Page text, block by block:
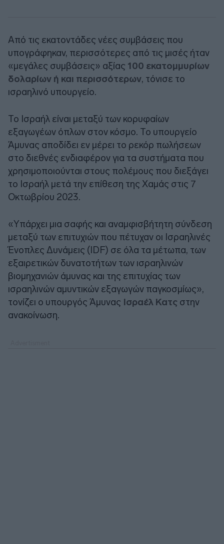
Από τις εκατοντάδες νέες συμβάσεις που
υπογράφηκαν, περισσότερες από τις μισές ήταν
«μεγάλες συμβάσεις» αξίας 100 εκατομμυρίων
δολαρίων ή και περισσότερων, τόνισε το
ισραηλινό υπουργείο.
Το Ισραήλ είναι μεταξύ των κορυφαίων
εξαγωγέων όπλων στον κόσμο. Το υπουργείο
Άμυνας αποδίδει εν μέρει το ρεκόρ πωλήσεων
στο διεθνές ενδιαφέρον για τα συστήματα που
χρησιμοποιούνται στους πολέμους που διεξάγει
το Ισραήλ μετά την επίθεση της Χαμάς στις 7
Οκτωβρίου 2023.
«Υπάρχει μια σαφής και αναμφισβήτητη σύνδεση
μεταξύ των επιτυχιών που πέτυχαν οι Ισραηλινές
Ένοπλες Δυνάμεις (IDF) σε όλα τα μέτωπα, των
εξαιρετικών δυνατοτήτων των ισραηλινών
βιομηχανιών άμυνας και της επιτυχίας των
ισραηλινών αμυντικών εξαγωγών παγκοσμίως»,
τονίζει ο υπουργός Άμυνας Ισραέλ Κατς στην
ανακοίνωση.